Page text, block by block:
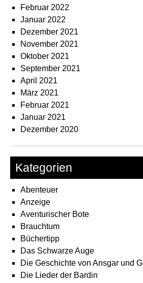
Februar 2022
Januar 2022
Dezember 2021
November 2021
Oktober 2021
September 2021
April 2021
März 2021
Februar 2021
Januar 2021
Dezember 2020
Kategorien
Abenteuer
Anzeige
Aventurischer Bote
Brauchtum
Büchertipp
Das Schwarze Auge
Die Geschichte von Ansgar und
Die Lieder der Bardin